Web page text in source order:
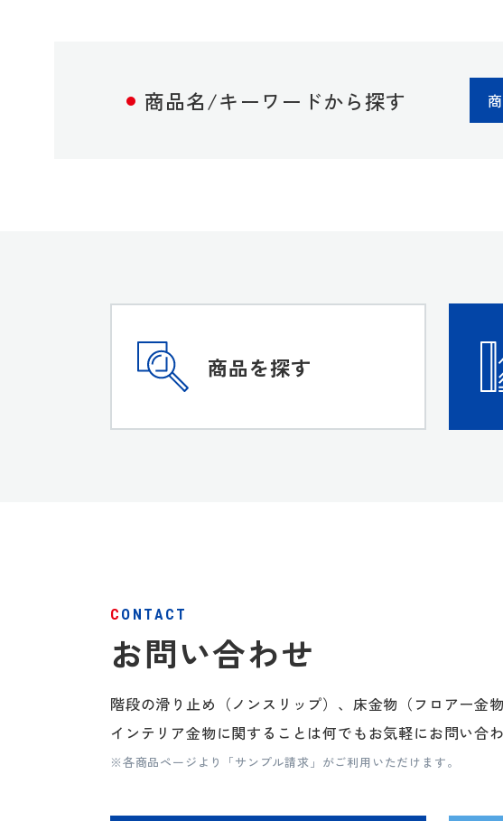
商品名/キーワードから探す
商品を探す
CONTACT
お問い合わせ
階段の滑り止め（ノンスリップ）、床金物（フロアー金物
インテリア金物に関することは何でもお気軽にお問い合わ
※各商品ページより「サンプル請求」がご利用いただけます。